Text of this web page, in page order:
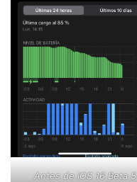
Antes de iOS 16 Beta 5